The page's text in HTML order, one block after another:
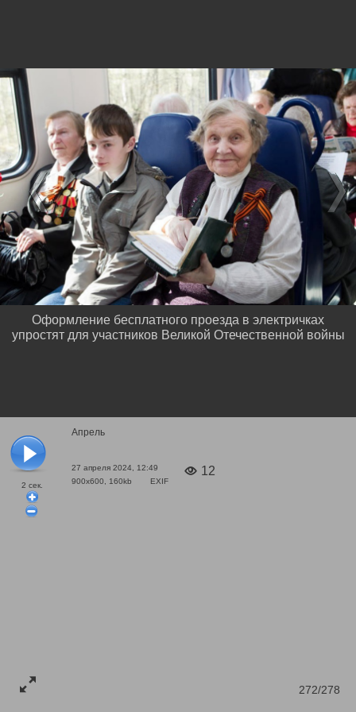
2 сек.
Апрель
27 апреля 2024, 12:49
900x600, 160kb
EXIF
12
272/278
Оформление бесплатного проезда в электричках
упростят для участников Великой Отечественной войны